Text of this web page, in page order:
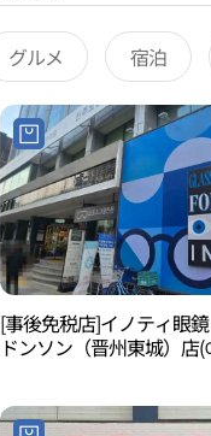
グルメ 宿泊
[事後免税店]イノティ眼
ドンソン（晋州東城）店